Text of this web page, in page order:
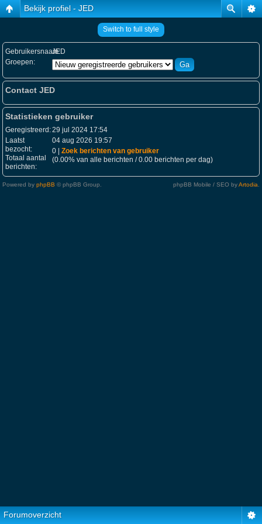
Bekijk profiel - JED
Switch to full style
Gebruikersnaam:
JED
Groepen:
Contact JED
Statistieken gebruiker
Geregistreerd:29 jul 2024 17:54
Laatst
bezocht:
04 aug 2026 19:57
Totaal aantal
berichten:
0 | Zoek berichten van gebruiker
(0.00% van alle berichten / 0.00 berichten per dag)
Powered by phpBB © phpBB Group. phpBB Mobile / SEO byArtodia
Forumoverzicht